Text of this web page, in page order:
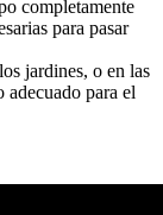
completamente
para pasar
jardines, o en las
adecuado para el